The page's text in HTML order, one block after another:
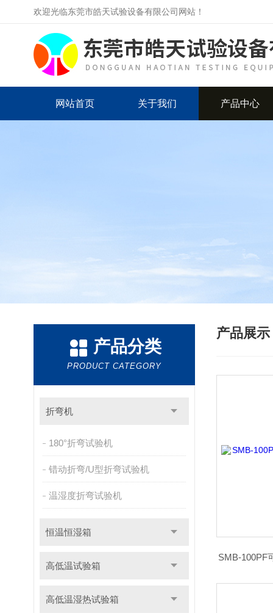
欢迎光临东莞市皓天试验设备有限公司网站！
网站首页 关于我们 产品中心
产品分类
PRODUCT CATEGORY
折弯机
180°折弯试验机
错动折弯/U型折弯试验机
温湿度折弯试验机
恒温恒湿箱
高低温试验箱
高低温湿热试验箱
产品展示
SMB-100PF